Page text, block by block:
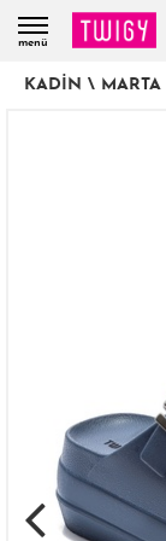
menü
KADIN \